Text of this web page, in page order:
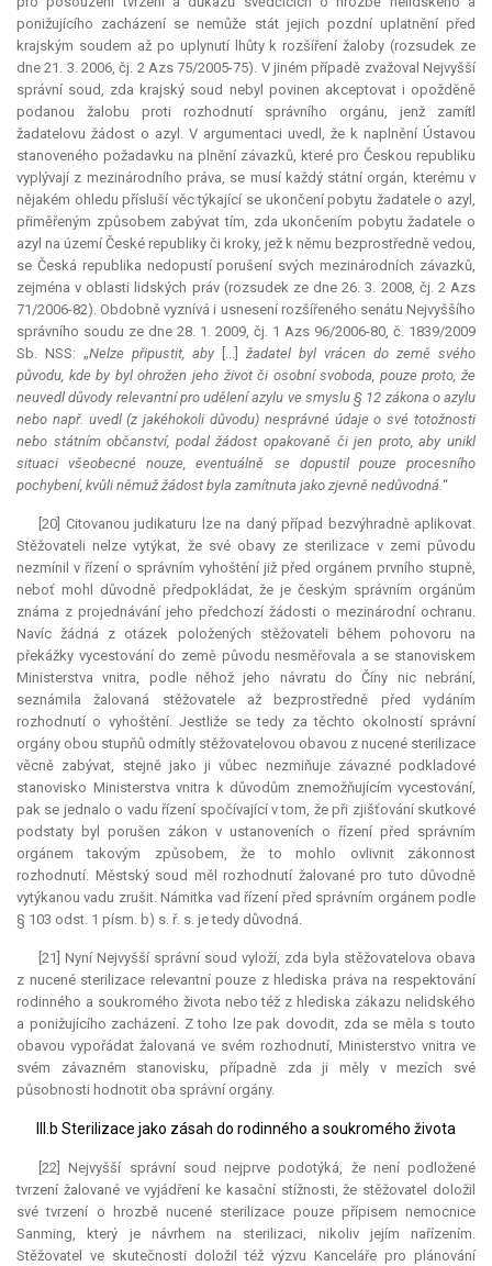
ponižujícího zacházení se nemůže stát jejich pozdní uplatnění před
krajským soudem až po uplynutí lhůty k rozšíření žaloby (rozsudek ze
dne 21. 3. 2006, čj. 2 Azs 75/2005-75). V jiném případě zvažoval Nejvyšší
správní soud, zda krajský soud nebyl povinen akceptovat i opožděně
podanou žalobu proti rozhodnutí správního orgánu, jenž zamítl
žadatelovu žádost o azyl. V argumentaci uvedl, že k naplnění Ústavou
stanoveného požadavku na plnění závazků, které pro Českou republiku
vyplývají z mezinárodního práva, se musí každý státní orgán, kterému v
nějakém ohledu přísluší věc týkající se ukončení pobytu žadatele o azyl,
přiměřeným způsobem zabývat tím, zda ukončením pobytu žadatele o
azyl na území České republiky či kroky, jež k němu bezprostředně vedou,
se Česká republika nedopustí porušení svých mezinárodních závazků,
zejména v oblasti lidských práv (rozsudek ze dne 26. 3. 2008, čj. 2 Azs
71/2006-82). Obdobně vyznívá i usnesení rozšířeného senátu Nejvyššího
správního soudu ze dne 28. 1. 2009, čj. 1 Azs 96/2006-80, č. 1839/2009
Sb. NSS: „Nelze připustit, aby [...] žadatel byl vrácen do země svého
původu, kde by byl ohrožen jeho život či osobní svoboda, pouze proto, že
neuvedl důvody relevantnípro udělení azylu ve smyslu § 12 zákona o azylu
nebo např. uvedl (z jakéhokoli důvodu) nesprávné údaje o své totožnosti
nebo státním občanství, podal žádost opakovaně či jen proto, aby unikl
situaci všeobecné nouze, eventuálně se dopustil pouze procesního
pochybení, kvůli němuž žádost byla zamítnuta jako zjevně nedůvodná.“
[20] Citovanou judikaturu lze na daný případ bezvýhradně aplikovat.
Stěžovateli nelze vytýkat, že své obavy ze sterilizace v zemi původu
nezmínil v řízení o správním vyhoštění již před orgánem prvního stupně,
neboť mohl důvodně předpokládat, že je českým správním orgánům
známa z projednávání jeho předchozí žádosti o mezinárodní ochranu.
Navíc žádná z otázek položených stěžovateli během pohovoru na
překážky vycestování do země původu nesměřovala a se stanoviskem
Ministerstva vnitra, podle něhož jeho návratu do Číny nic nebrání,
seznámila žalovaná stěžovatele až bezprostředně před vydáním
rozhodnutí o vyhoštění. Jestliže se tedy za těchto okolností správní
orgány obou stupňů odmítly stěžovatelovou obavou z nucené sterilizace
věcně zabývat, stejně jako ji vůbec nezmiňuje závazné podkladové
stanovisko Ministerstva vnitra k důvodům znemožňujícím vycestování,
pak se jednalo o vadu řízení spočívající v tom, že při zjišťování skutkové
podstaty byl porušen zákon v ustanoveních o řízení před správním
orgánem takovým způsobem, že to mohlo ovlivnit zákonnost
rozhodnutí. Městský soud měl rozhodnutí žalované pro tuto důvodně
vytýkanou vadu zrušit. Námitka vad řízení před správním orgánem podle
§ 103 odst. 1 písm. b) s. ř. s. je tedy důvodná.
[21] Nyní Nejvyšší správní soud vyloží, zda byla stěžovatelova obava
z nucené sterilizace relevantnípouze z hlediska práva na respektování
rodinného a soukromého života nebo též z hlediska zákazu nelidského
a ponižujícího zacházení. Z toho lze pak dovodit, zda se měla s touto
obavou vypořádat žalovaná ve svém rozhodnutí, Ministerstvo vnitra ve
svém závazném stanovisku, případně zda ji měly v mezích své
působnosti hodnotit oba správní orgány.
III.b Sterilizace jako zásah do rodinného a soukromého života
[22] Nejvyšší správní soud nejprve podotýká, že není podložené
tvrzení žalované ve vyjádření ke kasační stížnosti, že stěžovatel doložil
své tvrzení o hrozbě nucené sterilizace pouze přípisem nemocnice
Sanming, který je návrhem na sterilizaci, nikoliv jejím nařízením.
Stěžovatel ve skutečnosti doložil též výzvu Kanceláře pro plánování